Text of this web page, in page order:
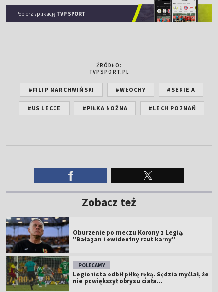
Pobierz aplikację TVP SPORT
ŹRÓDŁO:
TVPSPORT.PL
#FILIP MARCHWIŃSKI #WŁOCHY #SERIE A
#US LECCE #PIŁKA NOŻNA #LECH POZNAŃ
Zobacz też
Oburzenie po meczu Korony z Legią.
"Bałagan i ewidentny rzut karny"
POLECAMY
Legionista odbił piłkę ręką. Sędzia myślał, że
nie powiększył obrysu ciała...